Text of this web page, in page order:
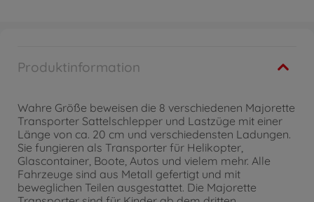
Produktinformation
Wahre Größe beweisen die 8 verschiedenen Majorette
Transporter Sattelschlepper und Lastzüge mit einer
Länge von ca. 20 cm und verschiedensten Ladungen.
Sie fungieren als Transporter für Helikopter,
Glascontainer, Boote, Autos und vielem mehr. Alle
Fahrzeuge sind aus Metall gefertigt und mit
beweglichen Teilen ausgestattet. Die Majorette